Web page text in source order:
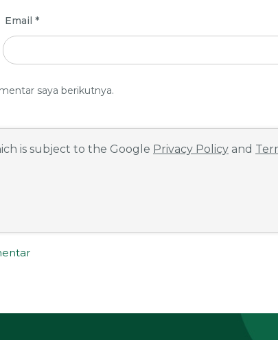
Email *
saya berikutnya.
is subject to the Google Privacy Policy and